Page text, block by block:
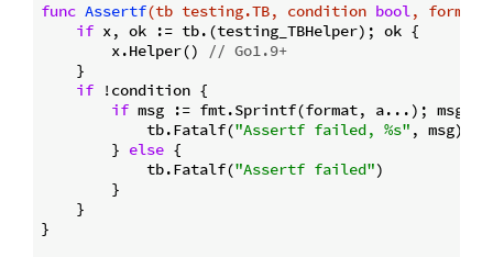
func Assertf(tb testing.TB, condition bool, format
if x, ok := tb.(testing_TBHelper); ok {
        x.Helper()
// Go1.9+
    }
if !condition {
if msg := fmt.Sprintf(format, a...); msg
            tb.Fatalf(
"Assertf failed, %s" , msg)
        }
else {
            tb.Fatalf(
"Assertf failed")
        }
    }
}